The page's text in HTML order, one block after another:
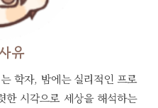
유
학자, 밤에는 실리적인 프로
한 시각으로 세상을 해석하는